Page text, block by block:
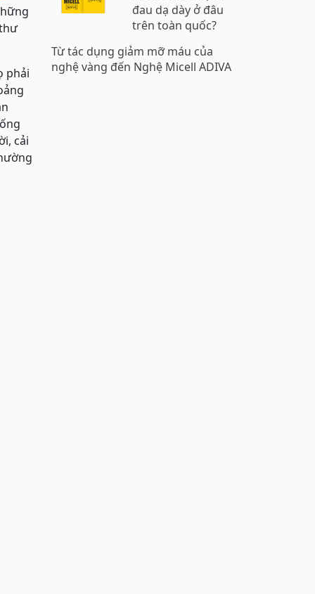
phải
cải
đau dạ dày ở đâu
trên toàn quốc?
Từ tác dụng giảm mỡ máu của
nghệ vàng đến Nghệ Micell ADIVA